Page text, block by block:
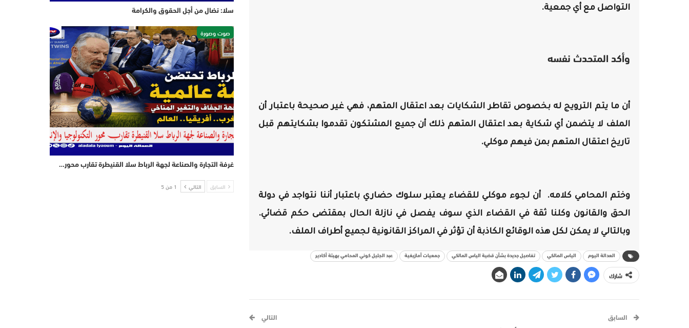
التواصل مع أي جمعية.
وأكد المتحدث نفسه
أن ما يتم الترويج له بخصوص تقاطر الشكايات بعد اعتقال المتهم، فهي غير صحيحة باعتبار أن
الملف لا يتضمن أي شكاية بعد اعتقال المتهم ذلك أن جميع المشتكون تقدموا بشكايتهم قبل
تاريخ اعتقال المتهم بمن فيهم موكلي.
وختم المحامي كلامه. أن لجوء موكلي للقضاء يعتبر سلوك حضاري باعتبار أننا نتواجد في دولة
الحق والقانون وكلنا ثقة في القضاء الذي سوف يفصل في نازلة الحال بمقتضى حكم قضائي.
وبالتالي لا يمكن لكل هذه الوقائع الكاذبة أن تؤثر في المراكز القانونية لجميع أطراف الملف.
العدالة اليوم الياس المالكي تفاصيل جديدة بشأن قضية الياس المالكي جمعيات أمازيغية عبد الجليل كوني المحامي بهيئة أكادير
شارك
السابق التالي
سلا: نضال من أجل الحقوق والكرامة
صوت وصورة
غرفة التجارة والصناعة لجهة الرباط سلا القنيطرة تقارب محور…
السابق التالي 1 من 5